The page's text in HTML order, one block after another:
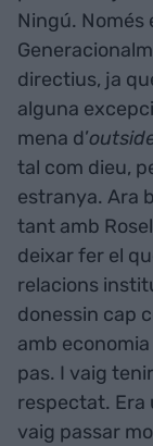
Ningú. Només
directius, ja
alguna
mena d’
tal com dieu,
estranya. Ara
tant amb
deixar fer el
relacions
donessin cap
amb
pas. I vaig
respectat. Era
vaig passar